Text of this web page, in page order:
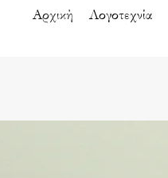
Αρχική Λογοτεχνία